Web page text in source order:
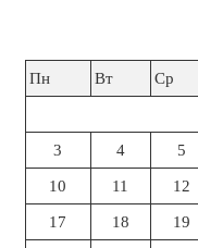
Пн
Вт Ср
3 4 5
10 11 12
17 18 19